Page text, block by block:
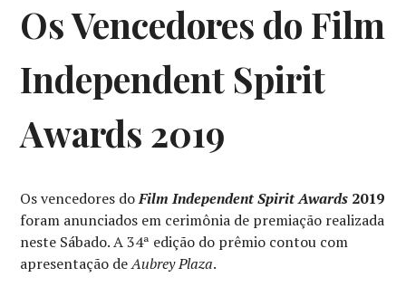
DE
FILMES,
AWARDS
Os Vencedores do Film
Independent Spirit
Awards 2019
Os vencedores doFilm Independent Spirit Awards 2019
foram anunciados em cerimônia de premiação realizada
neste Sábado. A 34ª edição do prêmio contou com
apresentação deAubrey Plaza.